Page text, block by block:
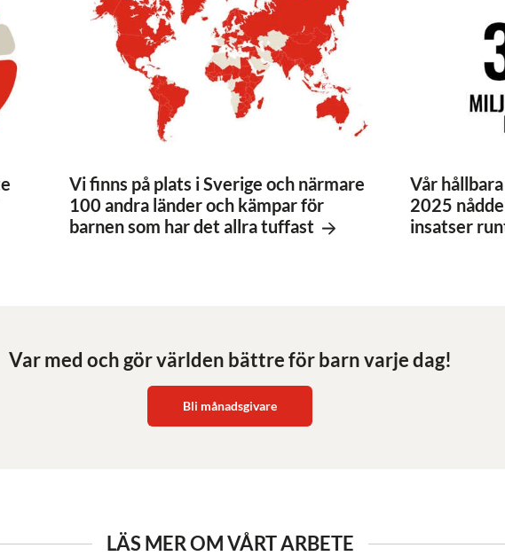
Vi finns på plats i Sverige och närmare
100 andra länder och kämpar för
barnen som har det allra tuffast
Vår
2025
insatser
Var med och gör världen bättre för barn varje dag!
Bli månadsgivare
LÄS MER OM VÅRT ARBETE